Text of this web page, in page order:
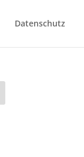
Datenschutz